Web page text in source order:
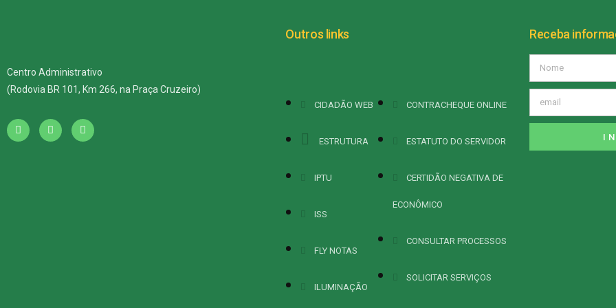
Centro Administrativo
(Rodovia BR 101, Km 266, na Praça Cruzeiro)
Outros links
CIDADÃO WEB
ESTRUTURA
IPTU
ISS
FLY NOTAS
ILUMINAÇÃO
CONTRACHEQUE ONLINE
ESTATUTO DO SERVIDOR
CERTIDÃO NEGATIVA DE
ECONÔMICO
CONSULTAR PROCESSOS
SOLICITAR SERVIÇOS
Receba